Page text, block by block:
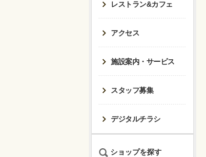
レストラン&カフェ
アクセス
施設案内・サービス
スタッフ募集
デジタルチラシ
ショップを探す